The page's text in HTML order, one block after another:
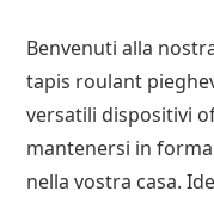
Benvenuti alla
tapis roulant
versatili dispositivi
mantenersi in
nella vostra casa.